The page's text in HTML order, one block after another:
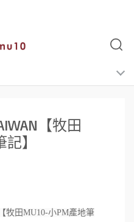
【牧田
】
牧田MU10-小PM產地筆